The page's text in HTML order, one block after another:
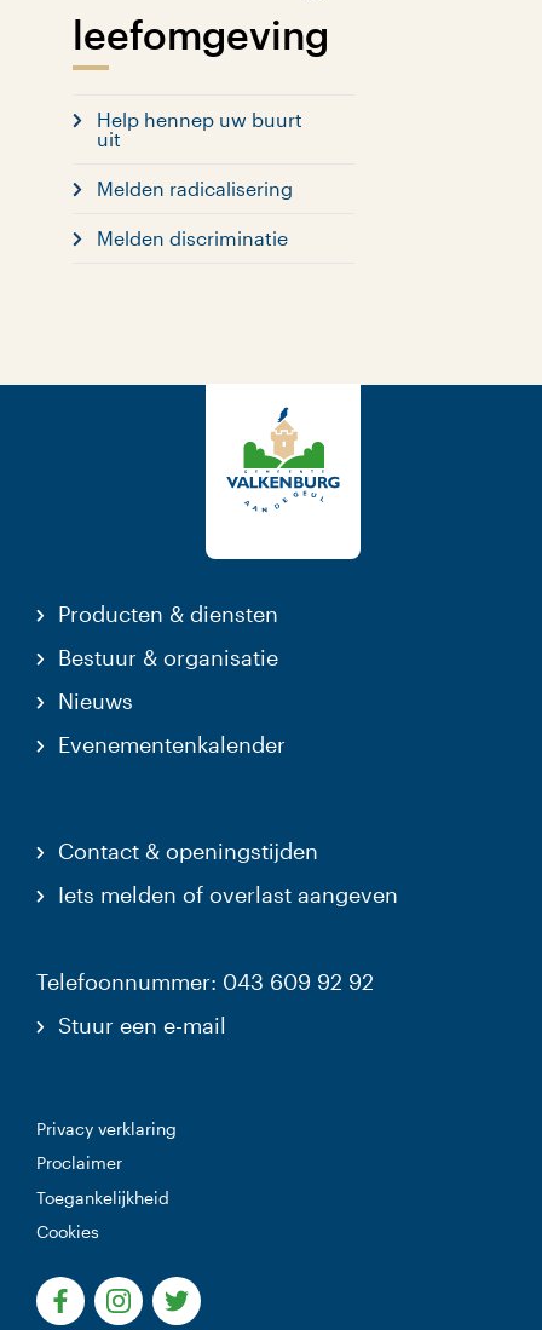
leefomgeving
Help hennep uw buurt
uit
Melden radicalisering
Melden discriminatie
Producten & diensten
Bestuur & organisatie
Nieuws
Evenementenkalender
Contact & openingstijden
Iets melden of overlast aangeven
Telefoonnummer: 043 609 92 92
Stuur een e-mail
Privacy verklaring
Proclaimer
Toegankelijkheid
Cookies
(Deze link gaat naar een externe website)
(Deze link gaat naar een externe website)
(Deze link gaat naar een externe